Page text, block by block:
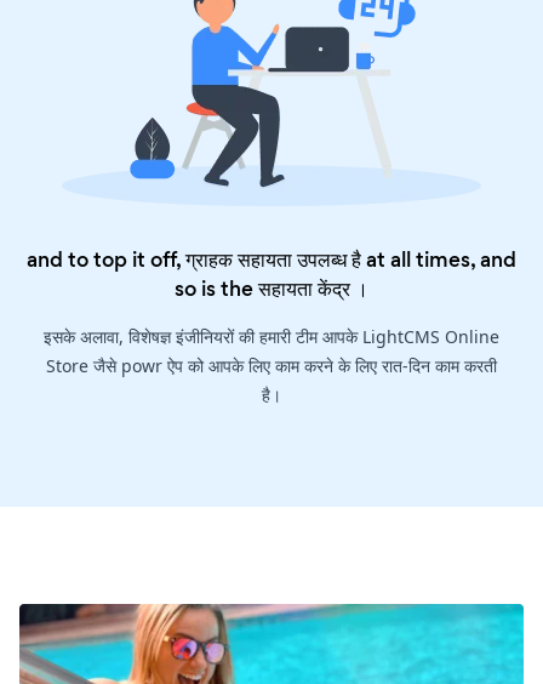
and to top it off, ग्राहक सहायता उपलब्ध है at all times, and
so is theसहायता केंद्र।
इसके अलावा, विशेषज्ञ इंजीनियरों की हमारी टीम आपके LightCMS Online
Store जैसे powr ऐप को आपके लिए काम करने के लिए रात-दिन काम करती
है।